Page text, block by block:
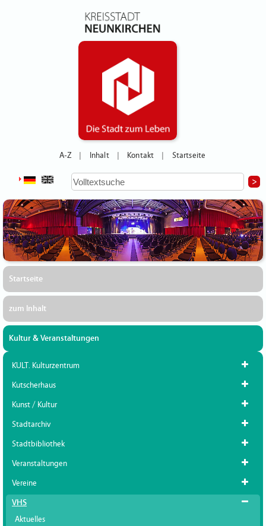
A-Z Inhalt Kontakt Startseite
Startseite
zum Inhalt
Kultur & Veranstaltungen
KULT. Kulturzentrum
Kutscherhaus
Kunst / Kultur
Stadtarchiv
Stadtbibliothek
Veranstaltungen
Vereine
VHS
Aktuelles